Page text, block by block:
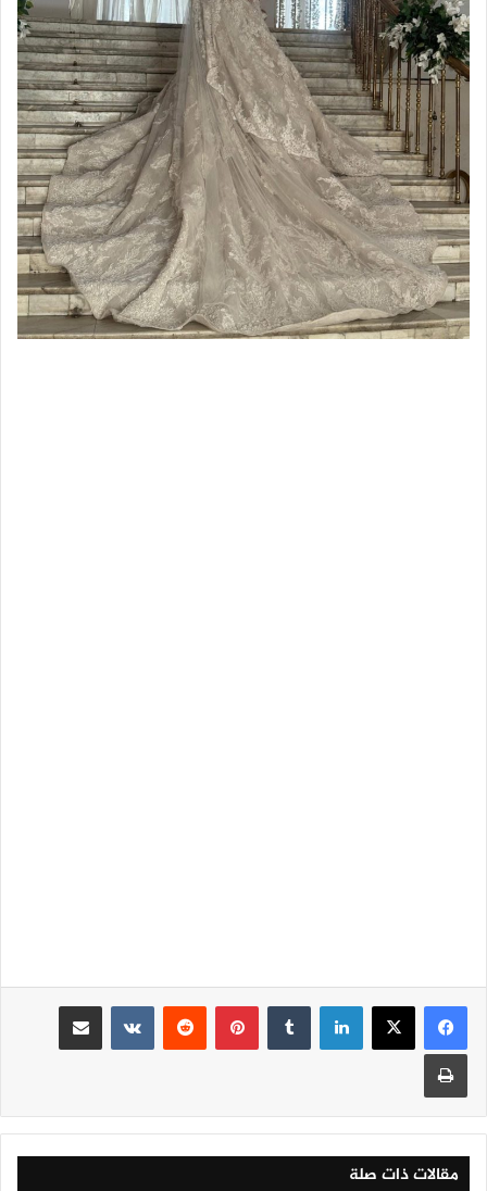
لينكدإن بينتيريست
مقالات ذات صلة